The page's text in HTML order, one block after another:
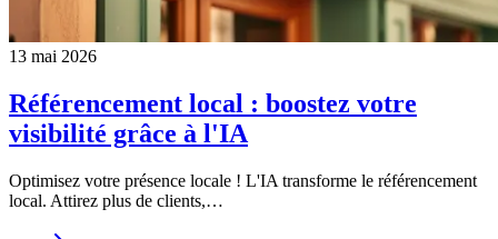
13 mai 2026
Référencement local : boostez votre
visibilité grâce à l'IA
Optimisez votre présence locale ! L'IA transforme le référencement
local. Attirez plus de clients,…